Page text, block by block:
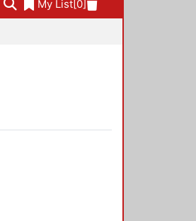
My List[0]